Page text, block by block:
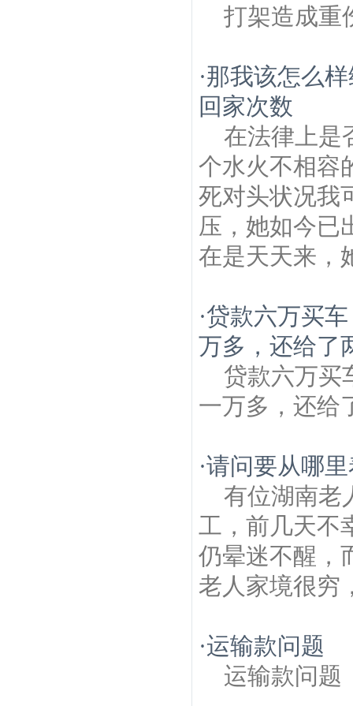
打架造成重
·那我该怎么
回家次数
在法律上是
个水火不相容
死对头状况我
压，她如今已
在是天天来，
·贷款六万买
万多，还给了
贷款六万买
一万多，还给
·请问要从哪
有位湖南老
工，前几天不
仍晕迷不醒，
老人家境很穷
·运输款问题
运输款问题